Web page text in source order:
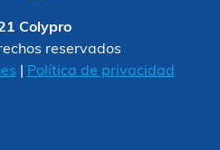
Colypro
reservados
Política de privacidad